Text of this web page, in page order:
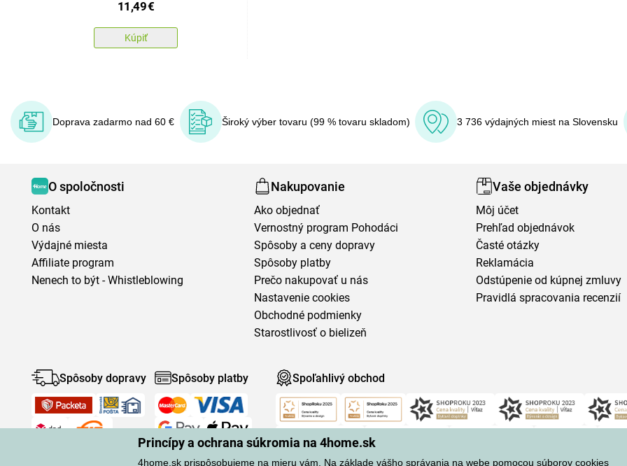
Princípy a ochrana súkromia na 4home.sk
4home.sk prispôsobujeme na mieru vám. Na základe vášho správania na webe pomocou súborov cookies
11,49€
Kúpiť
Doprava zadarmo nad 60 € Široký výber tovaru (99 % tovaru skladom) 3 736 výdajných miest na Slovensku
O spoločnosti
Kontakt
O nás
Výdajné miesta
Affiliate program
Nenech to být - Whistleblowing
Nakupovanie
Ako objednať
Vernostný program Pohodáci
Spôsoby a ceny dopravy
Spôsoby platby
Prečo nakupovať u nás
Nastavenie cookies
Obchodné podmienky
Starostlivosť o bielizeň
Vaše objednávky
Môj účet
Prehľad objednávok
Časté otázky
Reklamácia
Odstúpenie od kúpnej zmluvy
Pravidlá spracovania recenzií
Spôsoby dopravy Spôsoby platby Spoľahlivý obchod